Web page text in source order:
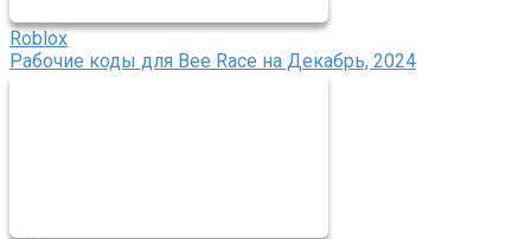
Roblox
Рабочие коды для Bee Race на Декабрь, 2024